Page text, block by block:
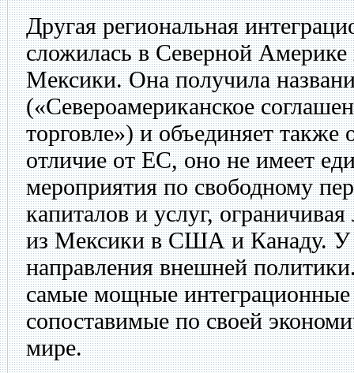
Другая региональная
сложилась в Северной
Мексики. Она получила
(«Североамериканское
торговле») и объединяет
отличие от ЕС, оно не имеет
мероприятия по свободному
капиталов и услуг,
из Мексики в США и Канаду. У
направления внешней
самые мощные интеграционные
сопоставимые по своей
мире.